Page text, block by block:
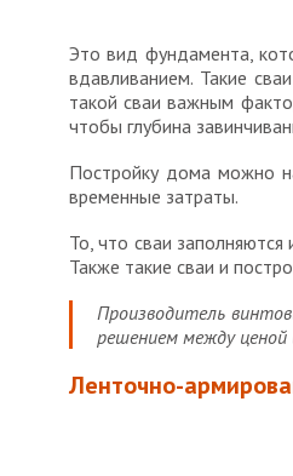
Это вид фундамента,
вдавливанием. Такие
такой сваи важным
чтобы глубина
Постройку дома можно
временные затраты.
То, что сваи
Также такие сваи и
Производитель
решением между ценой
Ленточно-